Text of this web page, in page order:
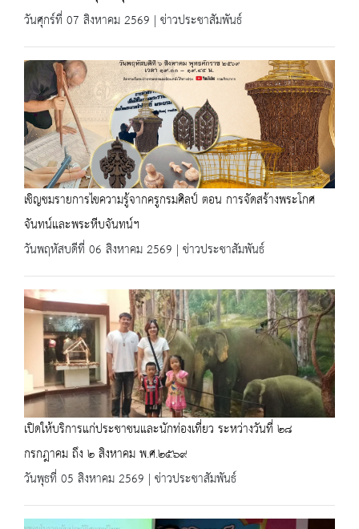
วันศุกร์ที่ 07 สิงหาคม 2569 | ข่าวประชาสัมพันธ์
เชิญชมรายการไขความรู้จากครูกรมศิลป์ ตอน การจัดสร้างพระโกศ
จันทน์และพระหีบจันทน์ฯ
วันพฤหัสบดีที่ 06 สิงหาคม 2569 | ข่าวประชาสัมพันธ์
เปิดให้บริการแก่ประชาชนและนักท่องเที่ยว ระหว่างวันที่ ๒๘
กรกฎาคม ถึง ๒ สิงหาคม พ.ศ.๒๕๖๙
วันพุธที่ 05 สิงหาคม 2569 | ข่าวประชาสัมพันธ์